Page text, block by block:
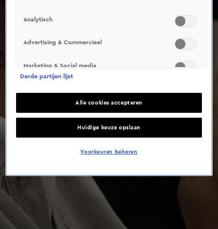
Analytisch
Advertising & Commercieel
Marketing & Social media
Derde partijen lijst
Alle cookies accepteren
Huidige keuze opslaan
Voorkeuren beheren